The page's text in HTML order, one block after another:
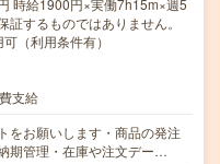
時給1900円×実働7h15m×週5
するものではありません。
（利用条件有）
支給
をお願いします・商品の発注
期管理・在庫や注文デー…